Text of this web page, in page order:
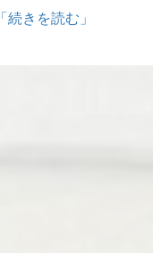
「続きを読む」